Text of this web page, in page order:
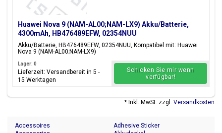
Huawei Nova 9 (NAM-AL00;NAM-LX9) Akku/Batterie,
4300mAh, HB476489EFW, 02354NUU
Akku/Batterie, HB476489EFW, 02354NUU, Kompatibel mit: Huawei
Nova 9 (NAM-AL00;NAM-LX9)
Lager: 0
Lieferzeit: Versandbereit in 5 -
15 Werktagen
Schicken Sie mir wenn
verfügbar!
* Inkl. MwSt. zzgl. Versandkosten
Accessoires
Adhesive Sticker